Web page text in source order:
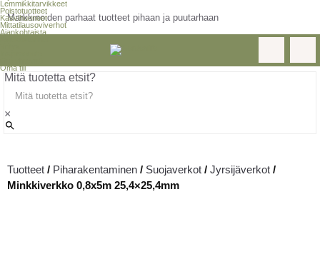
Markkinoiden parhaat tuotteet pihaan ja puutarhaan
Lemmikkitarvikkeet
Poistotuotteet
Kasvihuoneet
Mittatilausoviverhot
Ajankohtaista
Oma tili
Mitä tuotetta etsit?
×
Tuotteet / Piharakentaminen / Suojaverkot / Jyrsijäverkot /
Minkkiverkko 0,8x5m 25,4×25,4mm